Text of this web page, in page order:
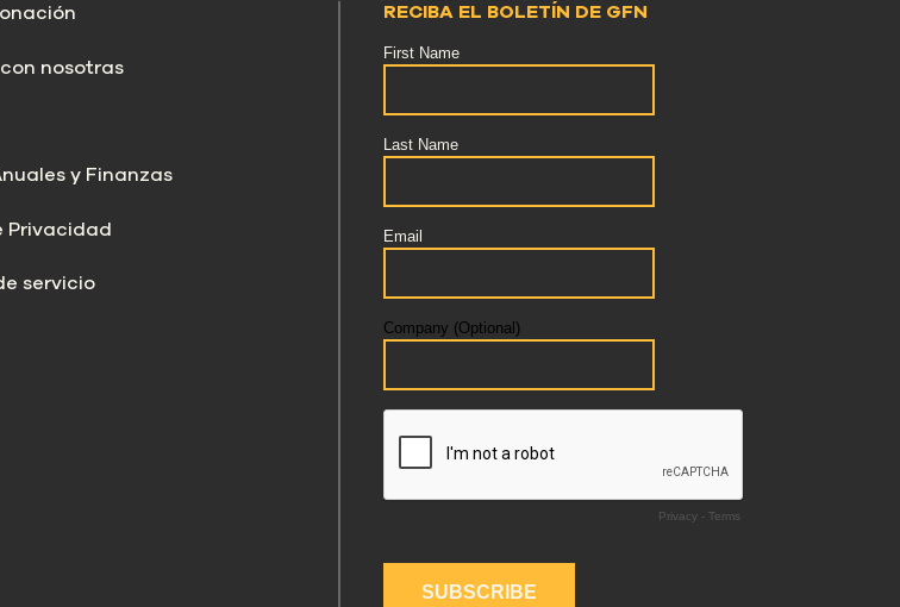
nosotras
y Finanzas
Privacidad
servicio
RECIBA EL BOLETÍN DE GFN